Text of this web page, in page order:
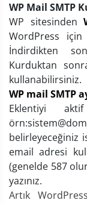
WP Mail SMTP
WP sitesinden
WordPress
İndirdikten
Kurduktan
kullanabilirsiniz.
WP mail SMTP
Eklentiyi
belirleyeceğiniz
email adresi
(genelde 587
yazınız.
Artık